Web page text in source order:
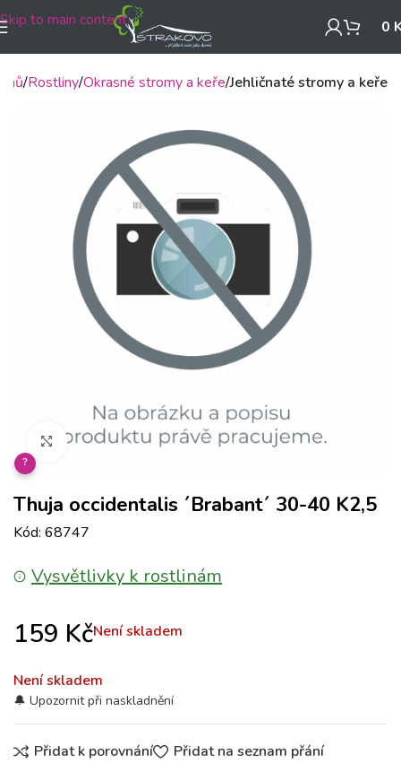
Skip to main content 0
Rostliny Okrasné stromy a keře Jehličnaté stromy a keře
Klikněte pro zvětšení
?
Thuja occidentalis ´Brabant´ 30-40 K2,5
Kód: 68747
Vysvětlivky k rostlinám
159 KčNení skladem
Není skladem
Přidat k porovnání Přidat na seznam přání